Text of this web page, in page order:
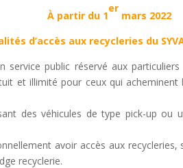
À partir du 1
er
mars 2022
d’accès aux recycleries du
service public réservé aux
et illimité pour ceux qui
des véhicules de type pick-up ou
avoir accès aux
recyclerie.